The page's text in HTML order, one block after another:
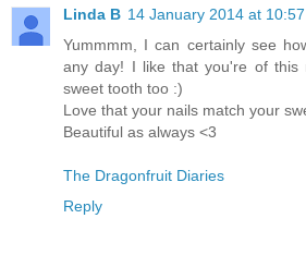
Linda B 14 January 2014 at 10:57
Yummmm, I can certainly see
any day! I like that you're of this
sweet tooth too :)
Love that your nails match your
Beautiful as always <3
The Dragonfruit Diaries
Reply